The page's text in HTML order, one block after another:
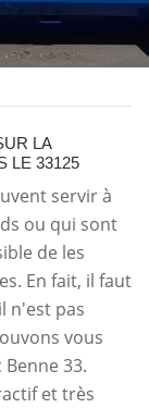
LA
LE 33125
servir à
ou qui sont
de les
En fait, il faut
n'est pas
vous
33.
et très